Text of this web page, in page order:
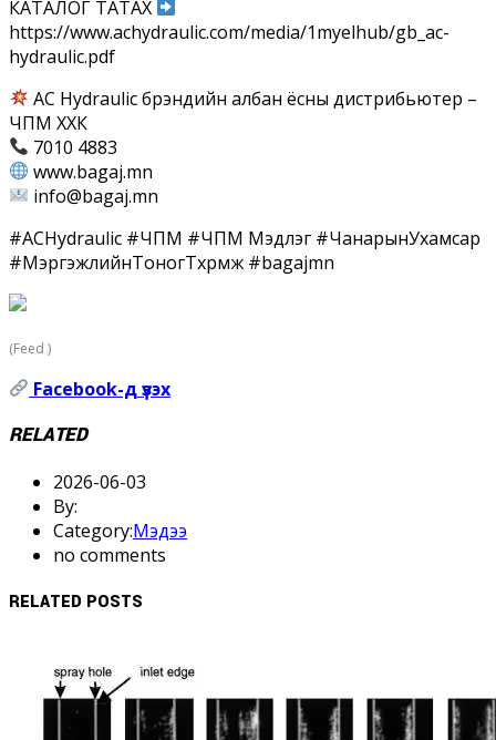
КАТАЛОГ ТАТАХ
https://www.achydraulic.com/media/1myelhub/gb_ac-
hydraulic.pdf
AC Hydraulic брэндийн албан ёсны дистрибьютер –
ЧПМ ХХК
7010 4883
www.bagaj.mn
info@bagaj.mn
#ACHydraulic #ЧПМ #ЧПМ Мэдлэг #ЧанарынУхамсар
#МэргэжлийнТоногТөхөөрөмж #bagajmn
(Feed )
Facebook-д үзэх
RELATED
2026-06-03
By:
Category:Мэдээ
no comments
RELATED POSTS